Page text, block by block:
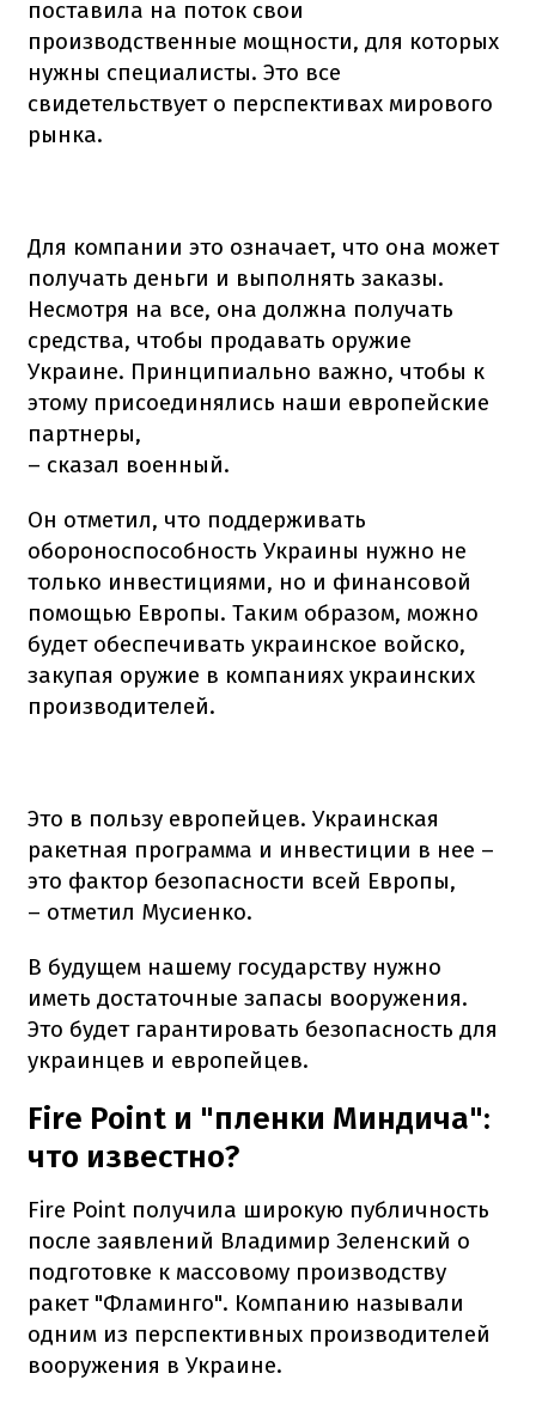
поставила на поток свои
производственные мощности, для которых
нужны специалисты. Это все
свидетельствует о перспективах мирового
рынка.
Для компании это означает, что она может
получать деньги и выполнять заказы.
Несмотря на все, она должна получать
средства, чтобы продавать оружие
Украине. Принципиально важно, чтобы к
этому присоединялись наши европейские
партнеры,
– сказал военный.
Он отметил, что поддерживать
обороноспособность Украины нужно не
только инвестициями, но и финансовой
помощью Европы. Таким образом, можно
будет обеспечивать украинское войско,
закупая оружие в компаниях украинских
производителей.
Это в пользу европейцев. Украинская
ракетная программа и инвестиции в нее –
это фактор безопасности всей Европы,
– отметил Мусиенко.
В будущем нашему государству нужно
иметь достаточные запасы вооружения.
Это будет гарантировать безопасность для
украинцев и европейцев.
Fire Point и "пленки Миндича":
что известно?
Fire Point получила широкую публичность
после заявлений Владимир Зеленский о
подготовке к массовому производству
ракет "Фламинго". Компанию называли
одним из перспективных производителей
вооружения в Украине.